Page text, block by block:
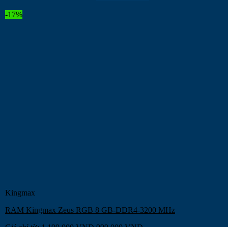
-17%
Kingmax
RAM Kingmax Zeus RGB 8 GB-DDR4-3200 MHz